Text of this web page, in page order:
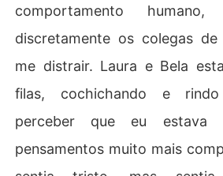
comportamento
discretamente os colegas de
me distrair. Laura e Bela
filas, cochichando e
perceber que eu estava
pensamentos muito mais